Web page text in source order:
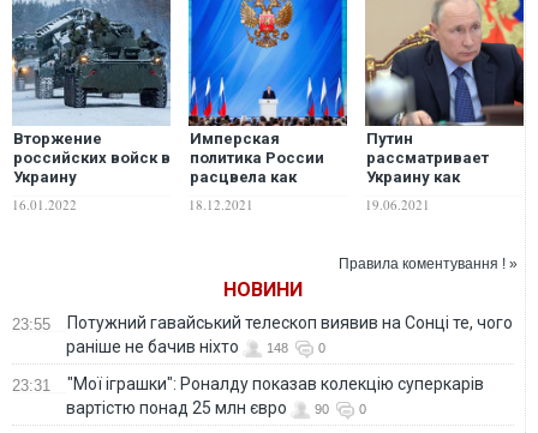
Вторжение
российских войск в
Украину
сам себя загнал в
16.01.2022
Имперская
политика России
расцвела как
18.12.2021
Путин
рассматривает
Украину как
вассальную
политик
19.06.2021
Правила коментування ! »
НОВИНИ
23:55
Потужний гавайський телескоп виявив на Сонці те, чого
раніше не бачив ніхто
148 0
23:31
"Мої іграшки": Роналду показав колекцію суперкарів
вартістю понад 25 млн євро
90 0